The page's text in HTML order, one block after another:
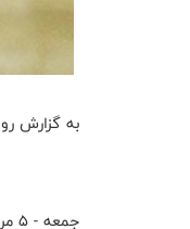
به گزارش
جمعه - ۵ مرداد